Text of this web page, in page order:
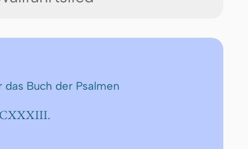
das Buch der Psalmen
CXXXIII.